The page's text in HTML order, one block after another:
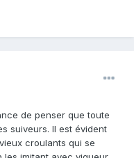
de penser que toute
suiveurs. Il est évident
croulants qui se